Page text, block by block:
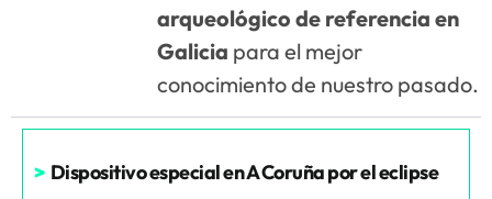
arqueológico de referencia en
Galicia para el mejor
conocimiento de nuestro pasado.
> Dispositivo especial en A Coruña por el eclipse